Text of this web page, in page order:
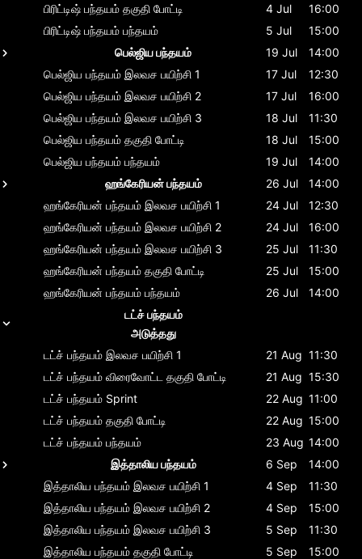
பிரிட்டிஷ் பந்தயம் தகுதி போட்டி 4 Jul
16:00
பிரிட்டிஷ் பந்தயம் பந்தயம் 5 Jul
15:00
பெல்ஜிய பந்தயம்
19 Jul
14:00
பெல்ஜிய பந்தயம் இலவச பயிற்சி 1 17 Jul
12:30
பெல்ஜிய பந்தயம் இலவச பயிற்சி 2 17 Jul
16:00
பெல்ஜிய பந்தயம் இலவச பயிற்சி 3 18 Jul
11:30
பெல்ஜிய பந்தயம் தகுதி போட்டி 18 Jul
15:00
பெல்ஜிய பந்தயம் பந்தயம் 19 Jul
14:00
ஹங்கேரியன் பந்தயம்
26 Jul
14:00
ஹங்கேரியன் பந்தயம் இலவச பயிற்சி 1 24 Jul
12:30
ஹங்கேரியன் பந்தயம் இலவச பயிற்சி 2 24 Jul
16:00
ஹங்கேரியன் பந்தயம் இலவச பயிற்சி 3 25 Jul
11:30
ஹங்கேரியன் பந்தயம் தகுதி போட்டி 25 Jul
15:00
ஹங்கேரியன் பந்தயம் பந்தயம் 26 Jul
14:00
டட்ச் பந்தயம்
அடுத்தது
டட்ச் பந்தயம் இலவச பயிற்சி 1 21 Aug 11:30
டட்ச் பந்தயம் விரைவோட்ட தகுதி போட்டி 21 Aug 15:30
டட்ச் பந்தயம் Sprint 22 Aug 11:00
டட்ச் பந்தயம் தகுதி போட்டி 22 Aug 15:00
டட்ச் பந்தயம் பந்தயம் 23 Aug 14:00
இத்தாலிய பந்தயம்
6 Sep
14:00
இத்தாலிய பந்தயம் இலவச பயிற்சி 1 4 Sep
11:30
இத்தாலிய பந்தயம் இலவச பயிற்சி 2 4 Sep
15:00
இத்தாலிய பந்தயம் இலவச பயிற்சி 3 5 Sep
11:30
இத்தாலிய பந்தயம் தகுதி போட்டி 5 Sep
15:00